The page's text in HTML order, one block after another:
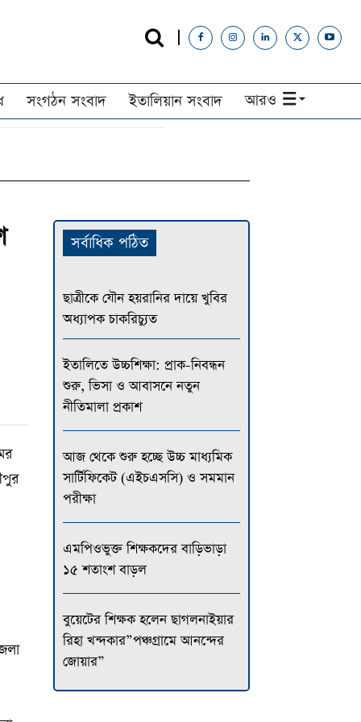
সংগঠন সংবাদ ইতালিয়ান সংবাদ আরও
সর্বাধিক পঠিত
ছাত্রীকে যৌন হয়রানির দায়ে খুবির
অধ্যাপক চাকরিচ্যুত
ইতালিতে উচ্চশিক্ষা: প্রাক-নিবন্ধন
শুরু, ভিসা ও আবাসনে নতুন
নীতিমালা প্রকাশ
আজ থেকে শুরু হচ্ছে উচ্চ মাধ্যমিক
সার্টিফিকেট (এইচএসসি) ও সমমান
পরীক্ষা
এমপিওভুক্ত শিক্ষকদের বাড়িভাড়া
১৫ শতাংশ বাড়ল
বুয়েটের শিক্ষক হলেন ছাগলনাইয়ার
রিহা খন্দকার”পঞ্চগ্রামে আনন্দের
জোয়ার”